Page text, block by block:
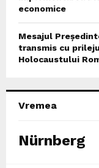
economice
Mesajul
transmis cu
Holocaustului
Vremea
Nürnberg